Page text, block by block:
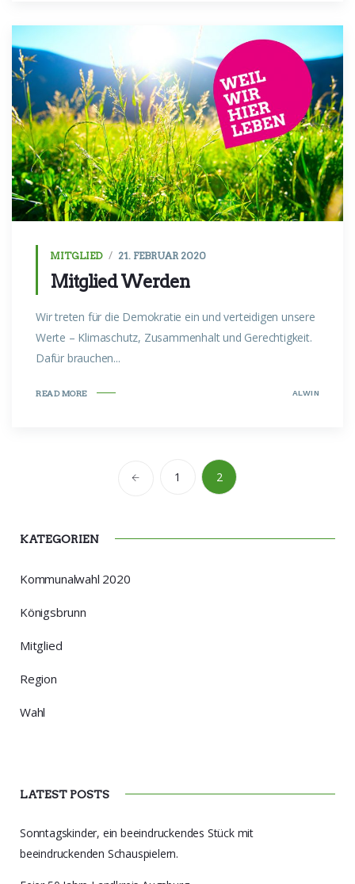
MITGLIED 21. FEBRUAR 2020
Mitglied Werden
Wir treten für die Demokratie ein und verteidigen unsere
Werte – Klimaschutz, Zusammenhalt und Gerechtigkeit.
Dafür brauchen...
READ MORE ALWIN
1 2
KATEGORIEN
Kommunalwahl 2020
Königsbrunn
Mitglied
Region
Wahl
LATEST POSTS
Sonntagskinder, ein beeindruckendes Stück mit
beeindruckenden Schauspielern.